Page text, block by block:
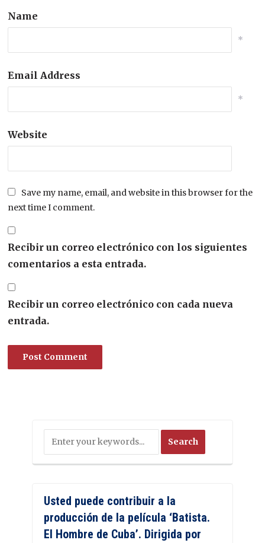
Name
*
Email Address
*
Website
Save my name, email, and website in this browser for the
next time I comment.
Recibir un correo electrónico con los siguientes
comentarios a esta entrada.
Recibir un correo electrónico con cada nueva
entrada.
Usted puede contribuir a la
producción de la película ‘Batista.
El Hombre de Cuba’. Dirigida por